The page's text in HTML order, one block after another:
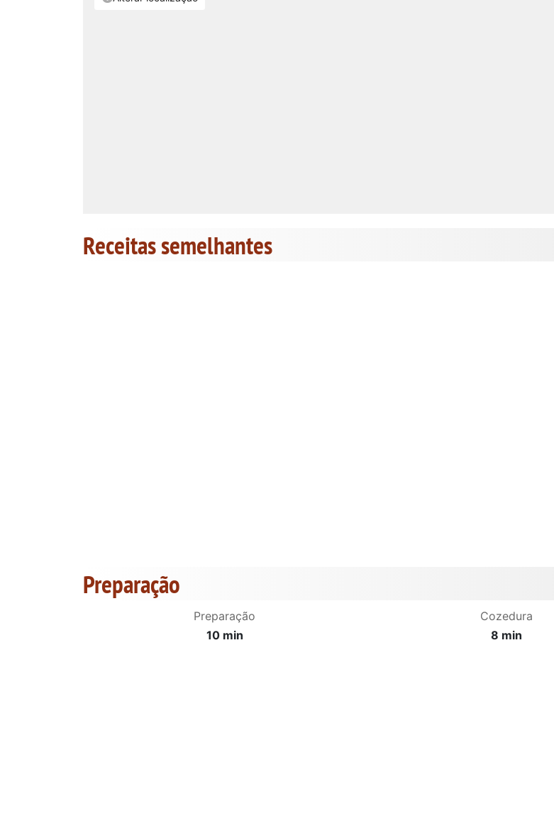
Receitas semelhantes
Preparação
Preparação
10 min
Cozedura
8 min